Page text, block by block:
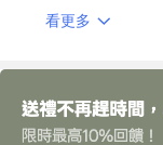
看更多